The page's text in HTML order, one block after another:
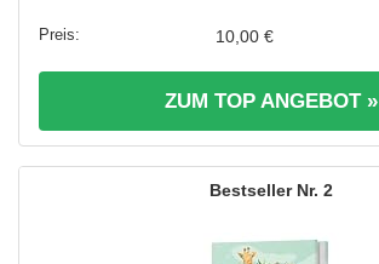
10,00 €
ZUM TOP ANGEBOT »
2